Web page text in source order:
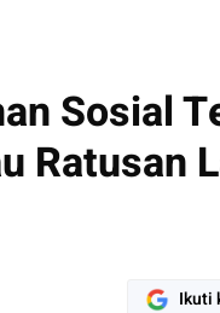
Sosial
Ratusan
Ikuti